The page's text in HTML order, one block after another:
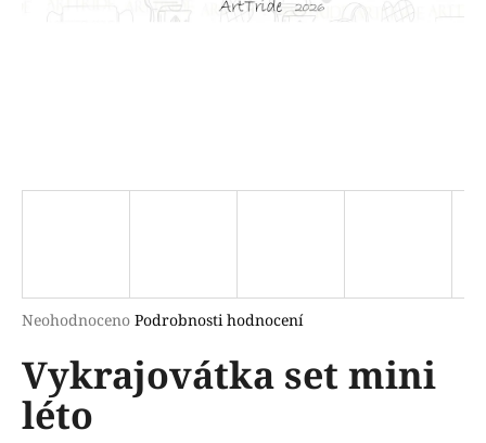
Průměrné
produktu
je
0,0
z
Neohodnoceno Podrobnosti hodnocení
Vykrajovátka set mini
léto
o
p
o